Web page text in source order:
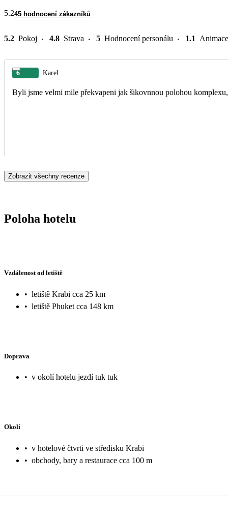
5.245 hodnocení zákazníků
5.2 Pokoj 4.8 Strava 5 Hodnocení personálu 1.1 Animace
6 Karel
Byli jsme velmi mile překvapeni jak šikovnnou polohou
Zobrazit všechny recenze
Poloha hotelu
Vzdálenost od letiště
• letiště Krabi cca 25 km
• letiště Phuket cca 148 km
Doprava
• v okolí hotelu jezdí tuk tuk
Okolí
• v hotelové čtvrti ve středisku Krabi
• obchody, bary a restaurace cca 100 m